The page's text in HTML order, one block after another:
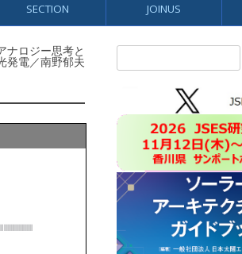
SECTION JOINUS
ナロジー思考と
発電／南野郁夫
索: